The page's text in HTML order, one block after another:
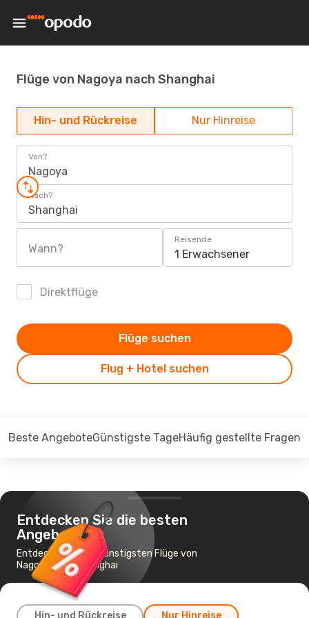
Flüge von Nagoya nach Shanghai
Hin- und Rückreise Nur Hinreise
Von?
Nagoya
Nach?
Shanghai
Wann?
Reisende
1 Erwachsener
Direktflüge
Flug + Hotel suchen
Flüge suchen
Beste AngeboteGünstigste TageHäufig gestellte Fragen
Entdecken Sie die besten
Angebote
Entdecken Sie die günstigsten Flüge von
Nagoya nach Shanghai
Hin- und Rückreise Nur Hinreise